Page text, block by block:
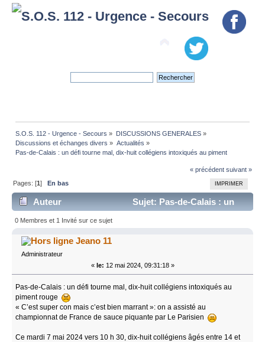
S.O.S. 112 - Urgence - Secours » DISCUSSIONS GENERALES»
Discussions et échanges divers » Actualités »
Pas-de-Calais : un défi tourne mal, dix-huit collégiens intoxiqués au piment
« précédent suivant »
IMPRIMER
Pages: [1]En bas
Auteur
Sujet: Pas-de-Calais : un
défi tourne mal, dix-huit collégiens intoxiqués au
piment (Lu 22751 fois)
0 Membres et 1 Invité sur ce sujet
Jeano 11
Administrateur
« le: 12 mai 2024, 09:31:18 »
Pas-de-Calais : un défi tourne mal, dix-huit collégiens intoxiqués au
piment rouge
« C’est super con mais c’est bien marrant »: on a assisté au
championnat de France de sauce piquante par Le Parisien
Ce mardi 7 mai 2024 vers 10 h 30, dix-huit collégiens âgés entre 14 et